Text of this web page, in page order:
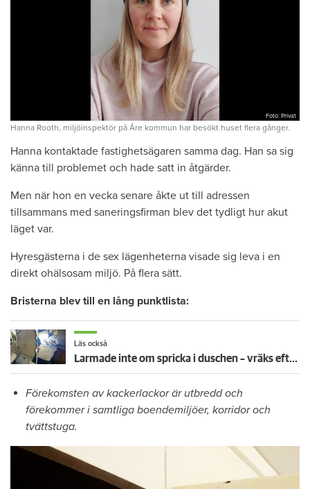
Foto: Privat
Hanna Rooth, miljöinspektör på Åre kommun har besökt huset flera gånger.
Hanna kontaktade fastighetsägaren samma dag. Han sa sig
känna till problemet och hade satt in åtgärder.
Men när hon en vecka senare åkte ut till adressen
tillsammans med saneringsfirman blev det tydligt hur akut
läget var.
Hyresgästerna i de sex lägenheterna visade sig leva i en
direkt ohälsosam miljö. På flera sätt.
Bristerna blev till en lång punktlista:
Läs också
Larmade inte om spricka i duschen – vräks efter 30 år
Förekomsten av kackerlackor är utbredd och
förekommer i samtliga boendemiljöer, korridor och
tvättstuga.